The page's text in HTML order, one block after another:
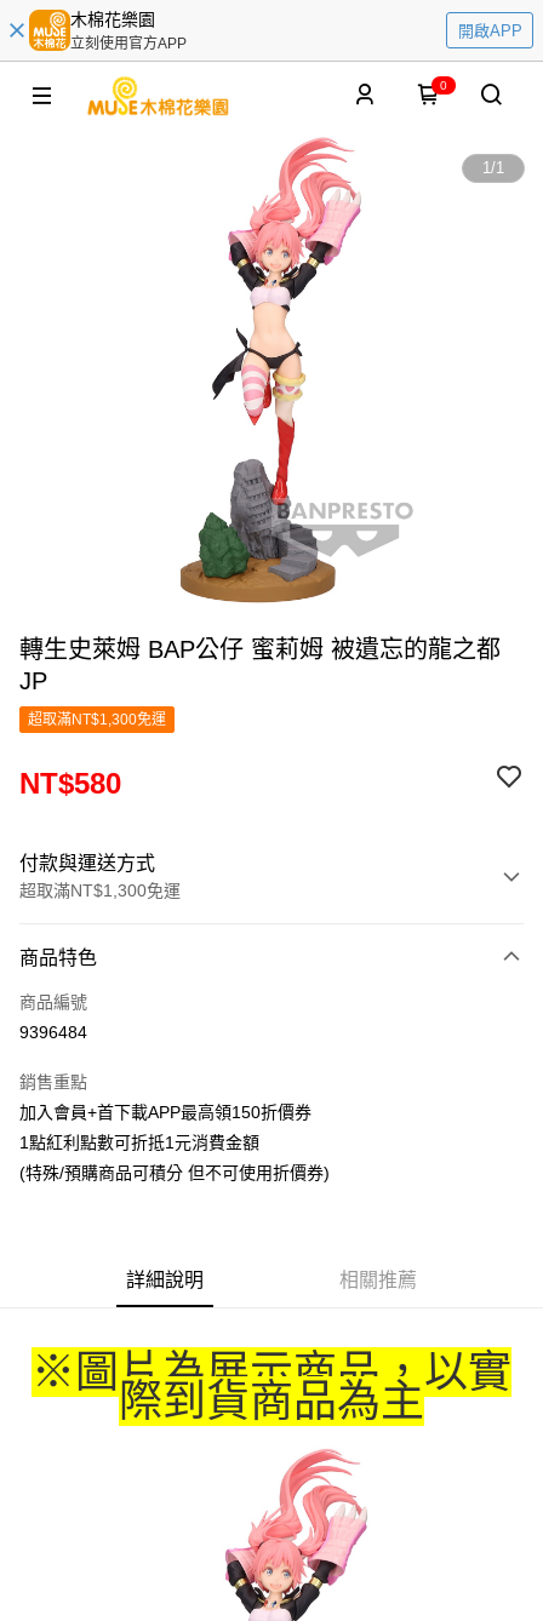
木棉花樂園
立刻使用官方APP
開啟APP
0
1/1
轉生史萊姆 BAP公仔 蜜莉姆 被遺忘的龍之都
JP
超取滿NT$1,300免運
NT$580
付款與運送方式
超取滿NT$1,300免運
信用卡一次付款
超商取貨付款
Apple Pay
悠遊付
運送方式
全家取貨付款
每筆NT$65，滿NT$1,300(含以上)免運費
每筆NT$65，滿NT$1,300(含以上)免運費
商品特色
商品編號
9396484
銷售重點
加入會員+首下載APP最高領150折價券
1點紅利點數可折抵1元消費金額
(特殊/預購商品可積分 但不可使用折價券)
詳細說明 相關推薦
※圖片為展示商品，以實
際到貨商品為主